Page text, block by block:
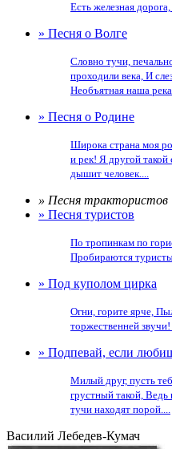
Есть железная
» Песня о Волге
Словно тучи,
проходили века, И
Необъятная наша
» Песня о Родине
Широка страна моя
и рек! Я другой такой
дышит человек....
» Песня трактористов
» Песня туристов
По тропинкам по
Пробираются
» Под куполом цирка
Огни, горите ярче,
торжественней
» Подпевай, если
Милый друг, пусть
грустный такой, Ведь
тучи находят порой....
Василий Лебедев-Кумач